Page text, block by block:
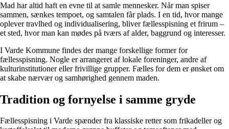
Mad har altid haft en evne til at samle mennesker. Når man spiser
sammen, sænkes tempoet, og samtalen får plads. I en tid, hvor mange
oplever travlhed og individualisering, bliver fællesspisning et frirum –
et sted, hvor man kan mødes på tværs af alder, baggrund og interesser.
I Varde Kommune findes der mange forskellige former for
fællesspisning. Nogle er arrangeret af lokale foreninger, andre af
kulturinstitutioner eller frivillige grupper. Fælles for dem er ønsket om
at skabe nærvær og samhørighed gennem maden.
Tradition og fornyelse i samme gryde
Fællesspisning i Varde spænder fra klassiske retter som frikadeller og